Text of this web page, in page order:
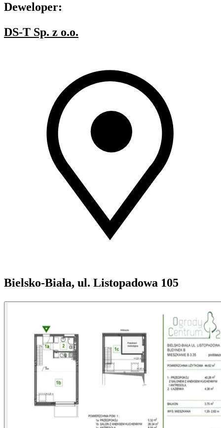
Deweloper:
DS-T Sp. z o.o.
Bielsko-Biała, ul. Listopadowa 105